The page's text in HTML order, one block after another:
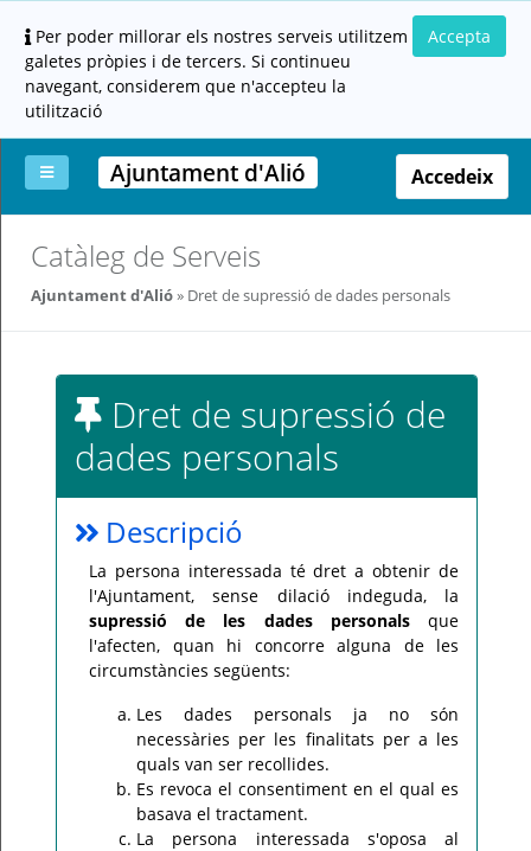
Per poder millorar els nostres serveis utilitzem
galetes pròpies i de tercers. Si continueu
navegant, considerem que n'accepteu la
utilització
Accepta
meva
documentació
ciutadana
administracions)
Ajuntament d'Alió Accedeix
Catàleg de Serveis
Ajuntament d'Alió Dret de supressió de dades personals
Dret de supressió de
dades personals
Descripció
La persona interessada té dret a obtenir de
l'Ajuntament, sense dilació indeguda, la
supressió de les dades personalsque
l'afecten, quan hi concorre alguna de les
circumstàncies següents:
Les dades personals ja no són
necessàries per les finalitats per a les
quals van ser recollides.
Es revoca el consentiment en el qual es
basava el tractament.
La persona interessada s'oposa al